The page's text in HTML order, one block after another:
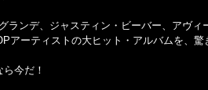
ランデ、ジャスティン・ビーバー、アヴ
アーティストの大ヒット・アルバムを、驚
今だ！